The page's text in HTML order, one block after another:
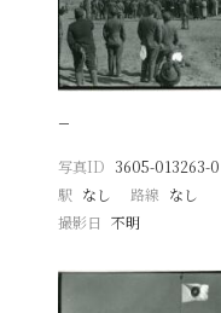
−
写真ID 3605-013263-0
駅 なし 路線 なし
撮影日
不明